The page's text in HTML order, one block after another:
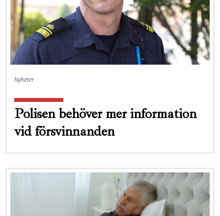
Nyheter
Polisen behöver mer information
vid försvinnanden